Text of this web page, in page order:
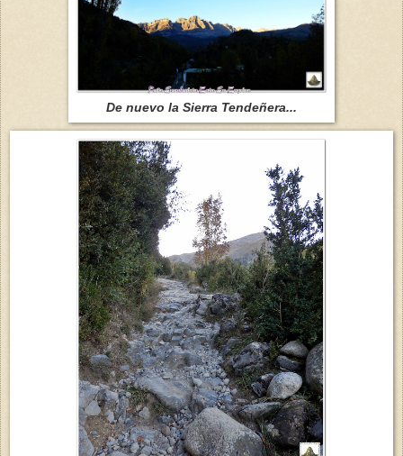
De nuevo la Sierra Tendeñera...